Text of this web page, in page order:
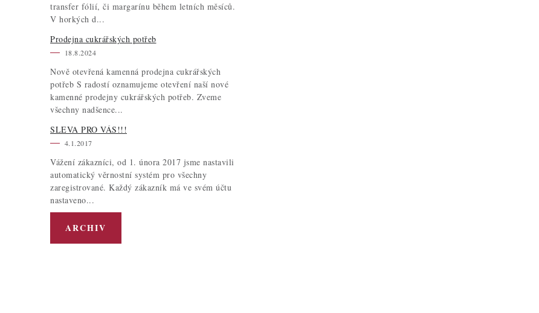
transfer fólií, či margarínu během letních měsíců.
V horkých d...
Prodejna cukrářských potřeb
18.8.2024
Nově otevřená kamenná prodejna cukrářských
potřeb S radostí oznamujeme otevření naší nové
kamenné prodejny cukrářských potřeb. Zveme
všechny nadšence...
SLEVA PRO VÁS!!!
4.1.2017
Vážení zákazníci, od 1. února 2017 jsme nastavili
automatický věrnostní systém pro všechny
zaregistrované. Každý zákazník má ve svém účtu
nastaveno...
ARCHIV